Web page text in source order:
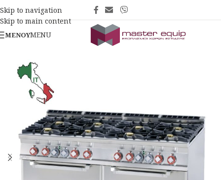
Skip to navigation
Skip to main content
ΜΕΝΟΎMENU